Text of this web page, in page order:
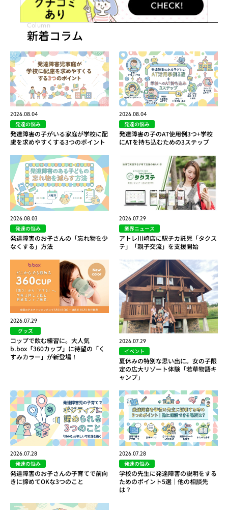
Column
新着コラム
2026.08.04
発達の悩み
発達障害の子がいる家庭が学校に配
慮を求めやすくする3つのポイント
2026.08.04
発達の悩み
発達障害の子のAT使用例3つ+学校
にATを持ち込むための3ステップ
2026.08.03
発達の悩み
発達障害のお子さんの「忘れ物を少
なくする」方法
2026.07.29
業界ニュース
アトレ川崎店に駅チカ託児「タクス
テ」「親子交流」を支援開始
2026.07.29
グッズ
コップで飲む練習に。大人気
b.box「360カップ」に待望の「く
すみカラー」が新登場！
2026.07.29
イベント
夏休みの特別な思い出に。女の子限
定の広大リゾート体験「若草物語キ
ャンプ」
2026.07.28
発達の悩み
発達障害のお子さんの子育てで前向
きに諦めてOKな3つのこと
2026.07.28
発達の悩み
学校の先生に発達障害の説明をする
ためのポイント5選｜他の相談先
は？